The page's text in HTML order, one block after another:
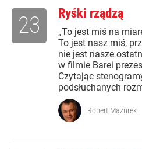
Ryśki rządzą
„To jest miś na
To jest nasz miś,
nie jest nasze
w filmie Barei
Czytając
podsłuchanych
23
Robert Mazurek